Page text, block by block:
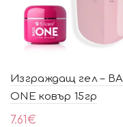
Изграждащ гел –
ONE ковър 15гр
7.61€